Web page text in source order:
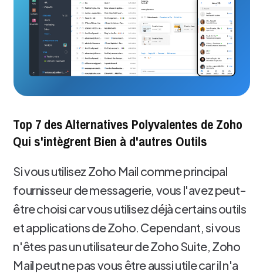
Top 7 des Alternatives Polyvalentes de Zoho
Qui s'intègrent Bien à d'autres Outils
Si vous utilisez Zoho Mail comme principal
fournisseur de messagerie, vous l'avez peut-
être choisi car vous utilisez déjà certains outils
et applications de Zoho. Cependant, si vous
n'êtes pas un utilisateur de Zoho Suite, Zoho
Mail peut ne pas vous être aussi utile car il n'a